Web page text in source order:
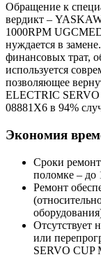
Обращение к
вердикт –
1000RPM
нуждается в
финансовых трат,
используется
позволяющее
ELECTRIC
08881X6 в 94%
Экономия
Сроки
поломке – до
Ремонт
Отсутствует
или
SERVO CUP